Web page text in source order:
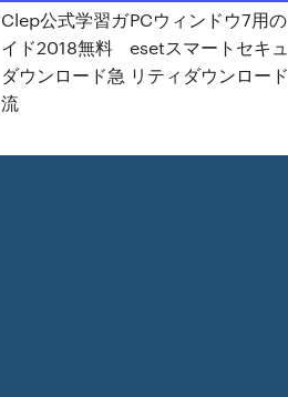
Clep公式学習ガ
イド2018無料
ダウンロード急
流
PCウィンドウ7用の
esetスマートセキュ
リティダウンロード